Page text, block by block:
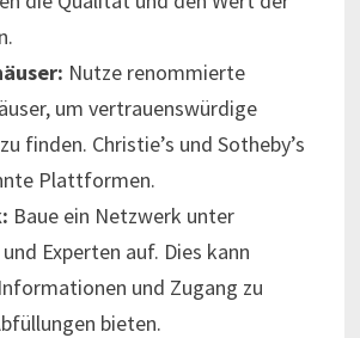
Nutze renommierte
um vertrauenswürdige
finden. Christie’s und Sotheby’s
Plattformen.
Baue ein Netzwerk unter
Experten auf. Dies kann
und Zugang zu
bieten.